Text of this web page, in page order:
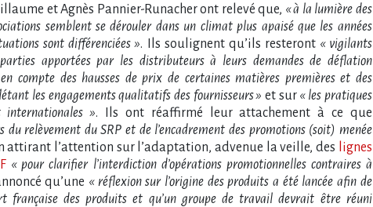
et Agnès Pannier-Runacher ont relevé que, « à la lumière des
semblent se dérouler dans un climat plus apaisé que les années
sont différenciées ». Ils soulignent qu’ils resteront « vigilants
apportées par les distributeurs à leurs demandes de déflation
compte des hausses de prix de certaines matières premières et des
les engagements qualitatifs des fournisseurs » et sur « les pratiques
internationales ». Ils ont réaffirmé leur attachement à ce que
du relèvement du SRP et de l’encadrement des promotions (soit) menée
attirant l’attention sur l’adaptation, advenue la veille, des
lignes
« pour clarifier l’interdiction d’opérations promotionnelles contraires à
qu’une « réflexion sur l’origine des produits a été lancée afin de
française des produits et qu’un groupe de travail devrait être réuni